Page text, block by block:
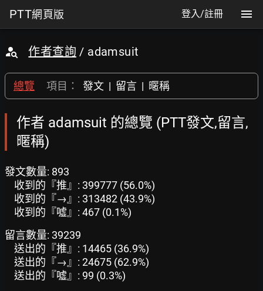
PTT網頁版 登入/註冊
作者查詢 / adamsuit
總覽 項目： 發文 | 留言 | 暱稱
作者 adamsuit 的總覽 (PTT發文,留言,
暱稱)
發文數量: 893
收到的『推』: 399777 (56.0%)
收到的『→』: 313482 (43.9%)
收到的『噓』: 467 (0.1%)
留言數量: 39239
送出的『推』: 14465 (36.9%)
送出的『→』: 24675 (62.9%)
送出的『噓』: 99 (0.3%)